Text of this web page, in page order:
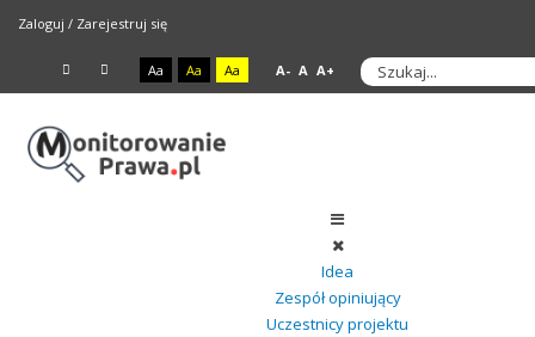
Zaloguj / Zarejestruj się
Aa Aa Aa A- A A+
Idea
Zespół opiniujący
Uczestnicy projektu